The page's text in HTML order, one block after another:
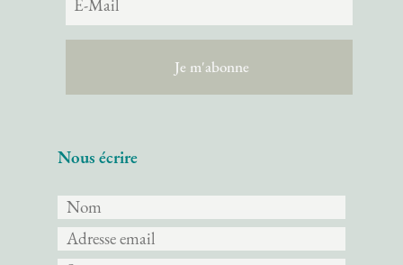
Nous écrire